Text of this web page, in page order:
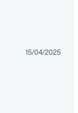
15/04/2025